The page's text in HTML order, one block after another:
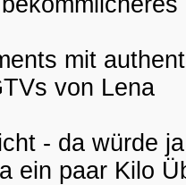
mit
von Lena
- da würde
ein paar Kilo